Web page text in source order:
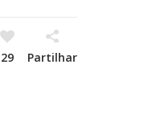
29 Partilhar